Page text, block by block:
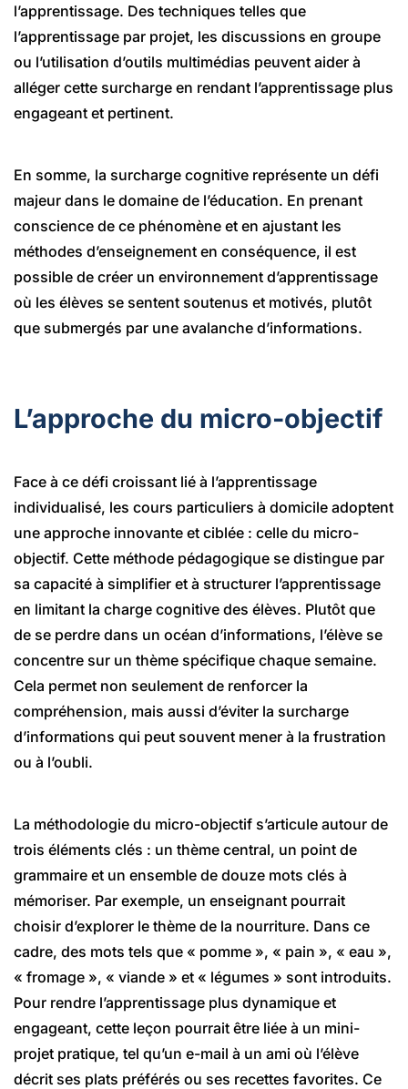
l’apprentissage. Des techniques telles que
l’apprentissage par projet, les discussions en groupe
ou l’utilisation d’outils multimédias peuvent aider à
alléger cette surcharge en rendant l’apprentissage plus
engageant et pertinent.
En somme, la surcharge cognitive représente un défi
majeur dans le domaine de l’éducation. En prenant
conscience de ce phénomène et en ajustant les
méthodes d’enseignement en conséquence, il est
possible de créer un environnement d’apprentissage
où les élèves se sentent soutenus et motivés, plutôt
que submergés par une avalanche d’informations.
L’approche du micro-objectif
Face à ce défi croissant lié à l’apprentissage
individualisé, les cours particuliers à domicile adoptent
une approche innovante et ciblée : celle du micro-
objectif. Cette méthode pédagogique se distingue par
sa capacité à simplifier et à structurer l’apprentissage
en limitant la charge cognitive des élèves. Plutôt que
de se perdre dans un océan d’informations, l’élève se
concentre sur un thème spécifique chaque semaine.
Cela permet non seulement de renforcer la
compréhension, mais aussi d’éviter la surcharge
d’informations qui peut souvent mener à la frustration
ou à l’oubli.
La méthodologie du micro-objectif s’articule autour de
trois éléments clés : un thème central, un point de
grammaire et un ensemble de douze mots clés à
mémoriser. Par exemple, un enseignant pourrait
choisir d’explorer le thème de la nourriture. Dans ce
cadre, des mots tels que « pomme », « pain », « eau »,
« fromage », « viande » et « légumes » sont introduits.
Pour rendre l’apprentissage plus dynamique et
engageant, cette leçon pourrait être liée à un mini-
projet pratique, tel qu’un e-mail à un ami où l’élève
décrit ses plats préférés ou ses recettes favorites. Ce